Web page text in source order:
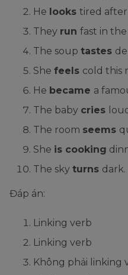
He looks tired
They run fast in
The soup tastes
She feels cold this
He became a
The baby cries
The room seems
She is cooking
The sky turns dark.
Đáp án:
Linking verb
Linking verb
Không phải linking